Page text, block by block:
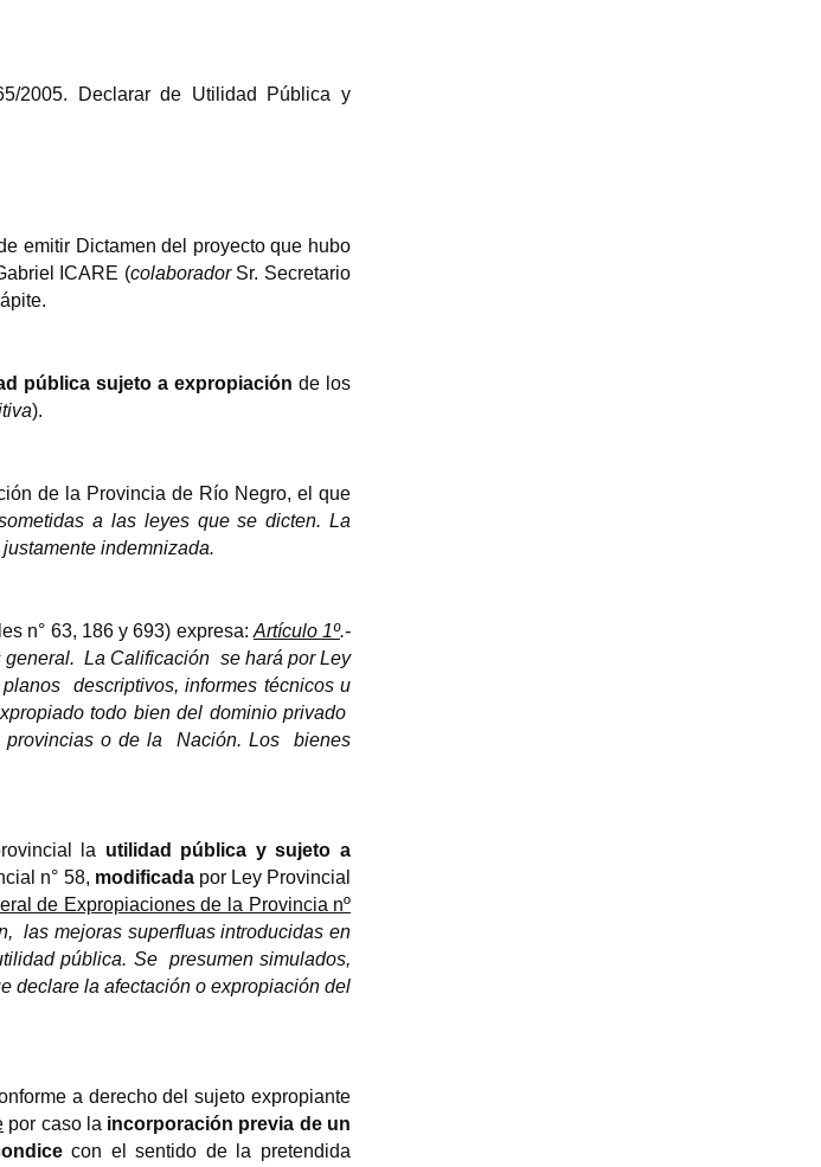
2005. Declarar de Utilidad Pública y
emitir Dictamen del proyecto que hubo
ICARE (colaborador Sr. Secretario
pública sujeto a expropiación de los
).
de la Provincia de Río Negro, el que
a las leyes que se dicten. La
indemnizada.
n° 63, 186 y 693) expresa: Artículo 1º.-
general. La Calificación se hará por Ley
planos
descriptivos, informes técnicos u
todo bien del dominio privado
provincias o de la Nación. Los
bienes
la utilidad pública y sujeto a
n° 58, modificada por Ley Provincial
de Expropiaciones de la Provincia nº
las mejoras superfluas introducidas en
pública. Se
presumen simulados,
declare la afectación o expropiación del
a derecho del sujeto expropiante
por caso la incorporación previa de un
con el sentido de la pretendida